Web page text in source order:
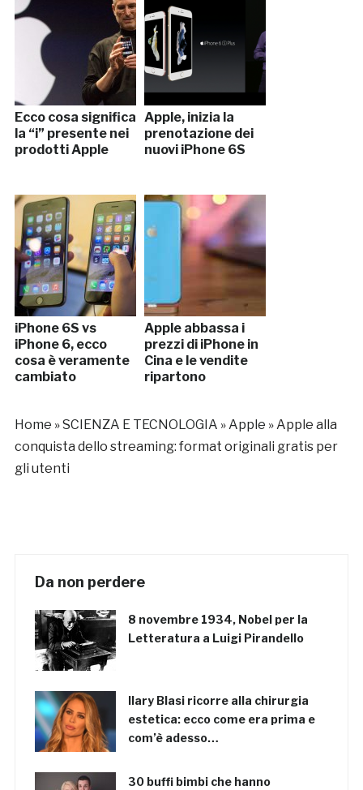
Ecco cosa significa
la “i” presente nei
prodotti Apple
Apple, inizia la
prenotazione dei
nuovi iPhone 6S
iPhone 6S vs
iPhone 6, ecco
cosa è veramente
cambiato
Apple abbassa i
prezzi di iPhone in
Cina e le vendite
ripartono
Home »SCIENZA E TECNOLOGIA »Apple »Apple alla
conquista dello streaming: format originali gratis per
gli utenti
Da non perdere
8 novembre 1934, Nobel per la
Letteratura a Luigi Pirandello
Ilary Blasi ricorre alla chirurgia
estetica: ecco come era prima e
com’è adesso…
30 buffi bimbi che hanno